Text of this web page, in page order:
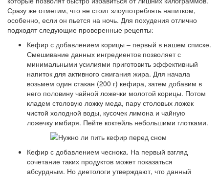
Сразу же отметим, что не стоит злоупотреблять напитком,
особенно, если он пьется на ночь. Для похудения отлично
подходят следующие проверенные рецепты:
Кефир с добавлением корицы – первый в нашем списке.
Смешивание данных ингредиентов позволяет с
минимальными усилиями приготовить эффективный
напиток для активного сжигания жира. Для начала
возьмем один стакан (200 г) кефира, затем добавим в
него половину чайной ложечки молотой корицы. Потом
кладем столовую ложку меда, пару столовых ложек
чистой холодной воды, кусочек лимона и чайную
ложечку имбиря. Пейте коктейль небольшими глотками.
Кефир с добавлением чеснока. На первый взгляд
сочетание таких продуктов может показаться
абсурдным. Но диетологи утверждают, что данный